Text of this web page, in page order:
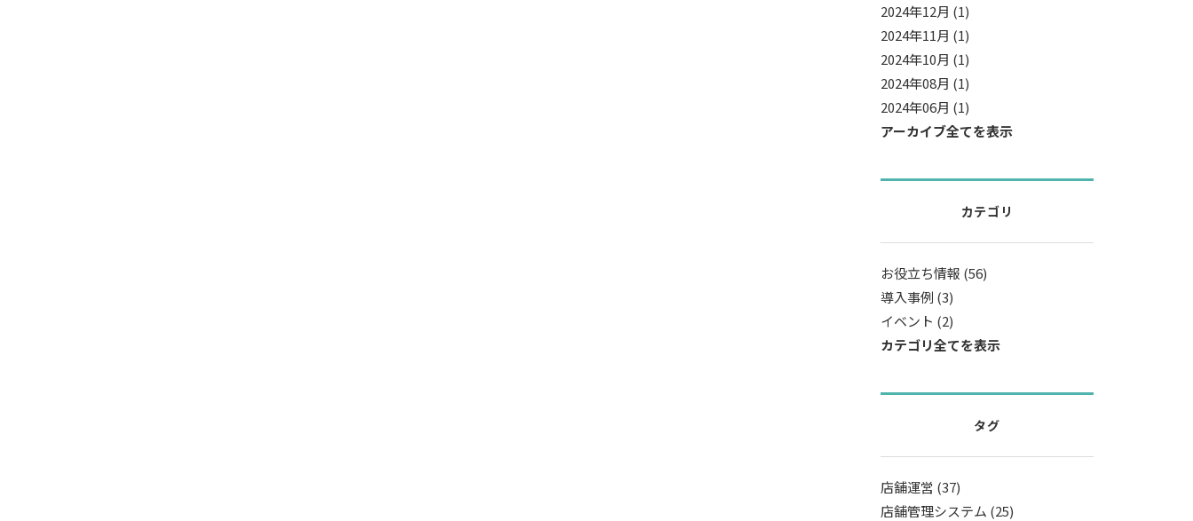
2024年12月 (1)
2024年11月 (1)
2024年10月 (1)
2024年08月 (1)
2024年06月 (1)
アーカイブ全てを表示
カテゴリ
お役立ち情報 (56)
導入事例 (3)
イベント (2)
カテゴリ全てを表示
タグ
店舗運営 (37)
店舗管理システム (25)